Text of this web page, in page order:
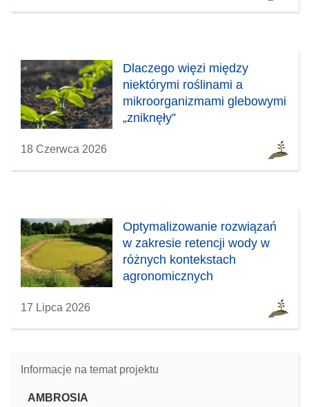
Dlaczego więzi między
niektórymi roślinami a
mikroorganizmami glebowymi
„zniknęły”
18 Czerwca 2026
Optymalizowanie rozwiązań
w zakresie retencji wody w
różnych kontekstach
agronomicznych
17 Lipca 2026
Informacje na temat projektu
AMBROSIA